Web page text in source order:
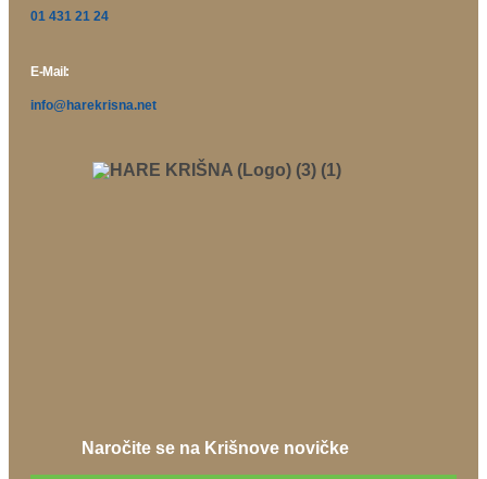
01 431 21 24
E-Mail:
info@harekrisna.net
Naročite se na Krišnove novičke